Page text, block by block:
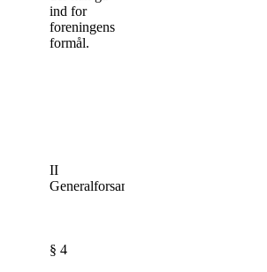
ind for
foreningens
formål.
II
Generalforsamling
§ 4